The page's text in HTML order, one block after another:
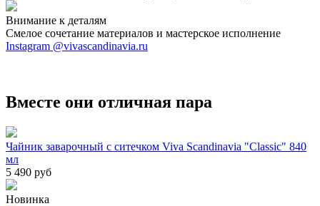
Внимание к деталям
Смелое сочетание материалов и мастерское исполнение
Instagram @vivascandinavia.ru
Вместе они отличная пара
Чайник заварочный с ситечком Viva Scandinavia "Classic" 840
мл
5 490 руб
Новинка